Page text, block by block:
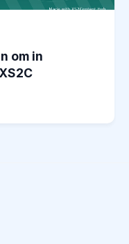
om in